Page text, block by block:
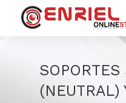
SOPORTES
(NEUTRAL)